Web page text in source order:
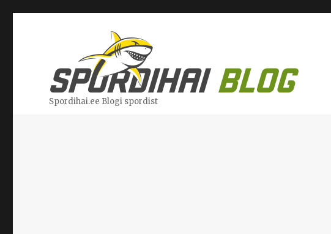
Spordihai.ee Blogi spordist